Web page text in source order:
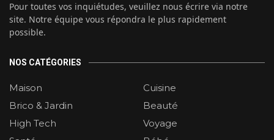
Pour toutes vos inquiétudes, veuillez nous écrire via notre
site. Notre équipe vous répondra le plus rapidement
possible.
NOS CATÉGORIES
Maison
Cuisine
Brico & Jardin
Beauté
High Tech
Voyage